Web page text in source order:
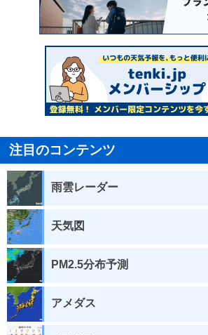
注目のコンテンツ
雨雲レーダー
天気図
PM2.5分布予測
アメダス